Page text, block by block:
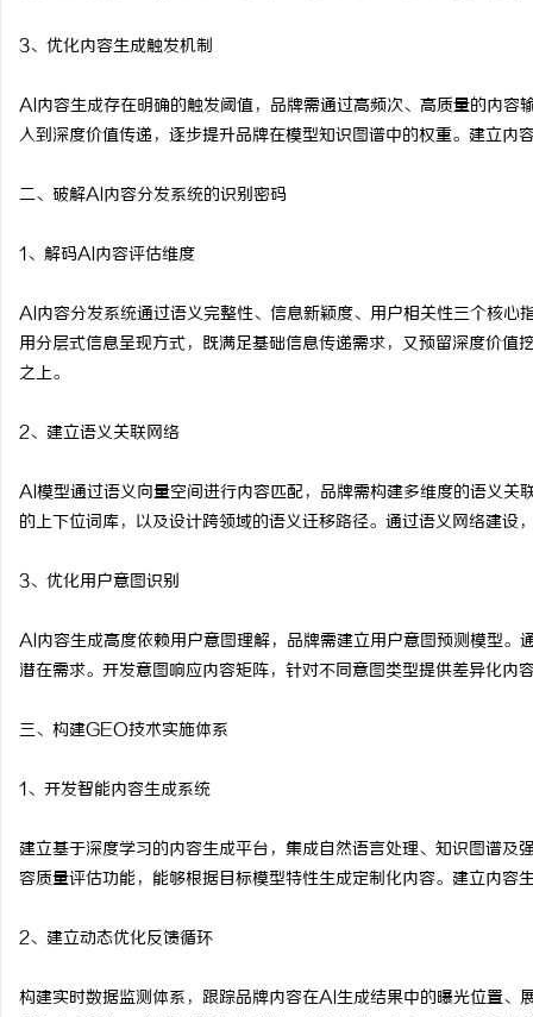
3、优化内容生成触发机制
AI内容生成存在明确的触发阈值，品牌需通过高频次、高质量的内
入到深度价值传递，逐步提升品牌在模型知识图谱中的权重。建立内
二、破解AI内容分发系统的识别密码
1、解码AI内容评估维度
AI内容分发系统通过语义完整性、信息新颖度、用户相关性三个核
用分层式信息呈现方式，既满足基础信息传递需求，又预留深度价
之上。
2、建立语义关联网络
AI模型通过语义向量空间进行内容匹配，品牌需构建多维度的语义
的上下位词库，以及设计跨领域的语义迁移路径。通过语义网络建设
3、优化用户意图识别
AI内容生成高度依赖用户意图理解，品牌需建立用户意图预测模型
潜在需求。开发意图响应内容矩阵，针对不同意图类型提供差异化内
三、构建GEO技术实施体系
1、开发智能内容生成系统
建立基于深度学习的内容生成平台，集成自然语言处理、知识图谱
容质量评估功能，能够根据目标模型特性生成定制化内容。建立内
2、建立动态优化反馈循环
构建实时数据监测体系，跟踪品牌内容在AI生成结果中的曝光位置